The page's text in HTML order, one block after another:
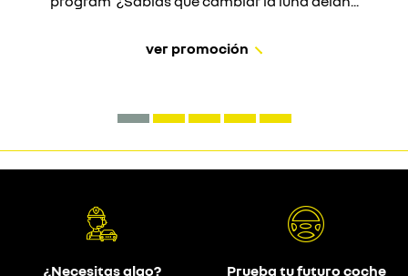
ver promoción
¿Necesitas algo?
Prueba tu futuro coche